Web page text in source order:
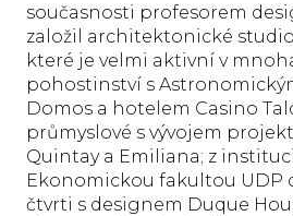
současnosti profesorem
založil architektonické
které je velmi aktivní v
pohostinství s
Domos a hotelem Casino
průmyslové s vývojem
Quintay a Emiliana; z
Ekonomickou fakultou UDP
čtvrti s designem Duque